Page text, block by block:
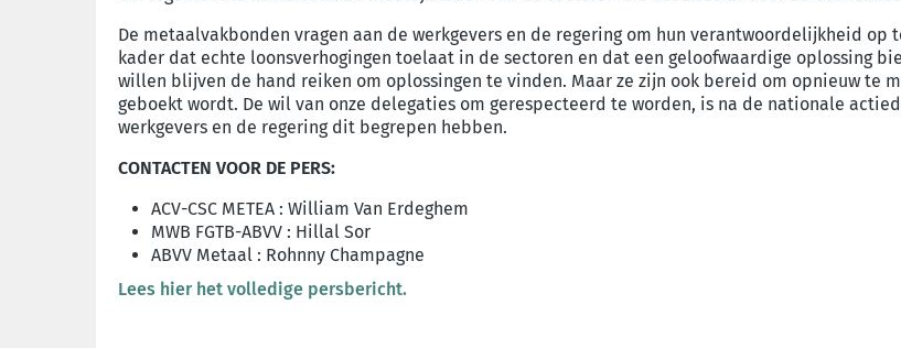
De metaalvakbonden vragen aan de werkgevers en de regering om hun verantwoordelijkheid
kader dat echte loonsverhogingen toelaat in de sectoren en dat een geloofwaardige oplossing
willen blijven de hand reiken om oplossingen te vinden. Maar ze zijn ook bereid om opnieuw te
geboekt wordt. De wil van onze delegaties om gerespecteerd te worden, is na de nationale
werkgevers en de regering dit begrepen hebben.
CONTACTEN VOOR DE PERS:
ACV-CSC METEA : William Van Erdeghem
MWB FGTB-ABVV : Hillal Sor
ABVV Metaal : Rohnny Champagne
Lees hier het volledige persbericht.